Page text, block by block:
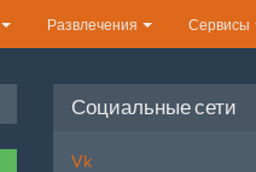
Развлечения Сервисы
Социальные сети
Vk